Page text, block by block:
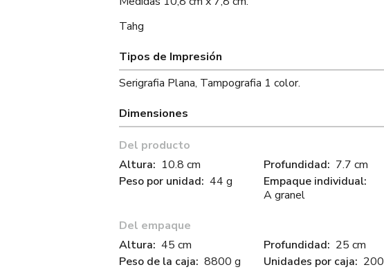
Tahg
Tipos de Impresión
Serigrafia Plana, Tampografia 1 color.
Dimensiones
Del producto
Altura: 10.8 cm
Peso por unidad: 44 g
Profundidad: 7.7 cm
Empaque individual:
A granel
Del empaque
Altura: 45 cm
Peso de la caja: 8800 g
Profundidad: 25 cm
Unidades por caja: 200